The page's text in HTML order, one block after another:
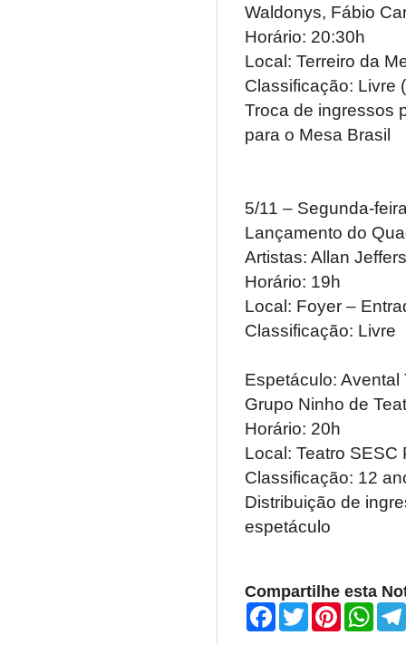
Waldonys, Fábio
Horário: 20:30h
Local: Terreiro da
Classificação: Livre
Troca de ingressos
para o Mesa Brasil
5/11 – Segunda-
Lançamento do
Artistas: Allan
Horário: 19h
Local: Foyer –
Espetáculo:
Grupo Ninho de
Horário: 20h
Local: Teatro SESC
Classificação: 12
Distribuição de
Compartilhe esta
F
T
w
P
W